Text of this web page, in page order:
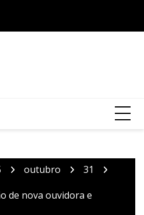
outubro
31
de nova ouvidora e